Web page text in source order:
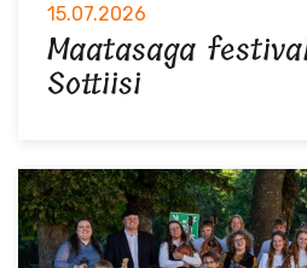
15.07.2026
Maatasaga
Sottiisi